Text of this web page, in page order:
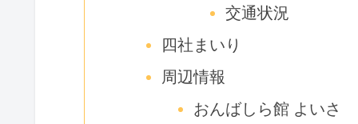
交通状況
四社まいり
周辺情報
おんばしら館 よいさ